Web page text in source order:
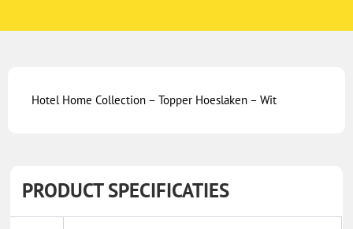
Hotel Home Collection – Topper Hoeslaken – Wit
PRODUCT SPECIFICATIES